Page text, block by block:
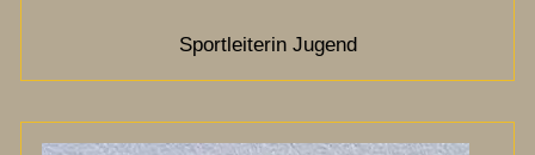
Sportleiterin Jugend